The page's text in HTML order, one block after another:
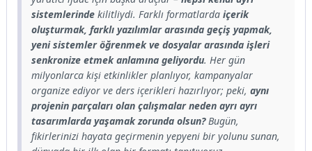
sistemlerinde kilitliydi. Farklı formatlarda içerik
oluşturmak, farklı yazılımlar arasında geçiş yapmak,
yeni sistemler öğrenmek ve dosyalar arasında işleri
senkronize etmek anlamına geliyordu. Her gün
milyonlarca kişi etkinlikler planlıyor, kampanyalar
organize ediyor ve ders içerikleri hazırlıyor; peki,aynı
projenin parçaları olan çalışmalar neden ayrı ayrı
tasarımlarda yaşamak zorunda olsun?Bugün,
fikirlerinizi hayata geçirmenin yepyeni bir yolunu sunan,